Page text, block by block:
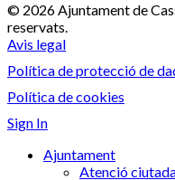
© 2026 Ajuntament de
reservats.
Avis legal
Política de protecció de
Política de cookies
Sign In
Ajuntament
Atenció